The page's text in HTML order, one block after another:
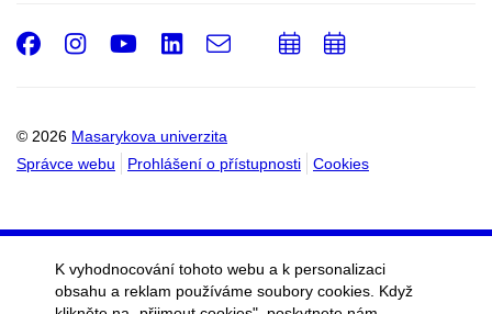
© 2026 Masarykova univerzita
Správce webu
Prohlášení o přístupnosti Cookies
Facebook
Instagram
Youtube
LinkedIn
e-
PřidatPřidat
K vyhodnocování tohoto webu a k personalizaci
obsahu a reklam používáme soubory cookies. Když